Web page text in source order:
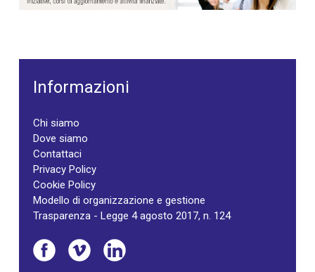
Informazioni
Chi siamo
Dove siamo
Contattaci
Privacy Policy
Cookie Policy
Modello di organizzazione e gestione
Trasparenza - Legge 4 agosto 2017, n. 124